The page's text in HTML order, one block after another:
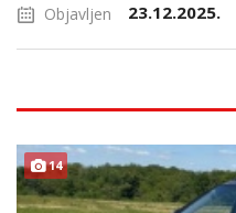
Objavljen 23.12.2025.
14